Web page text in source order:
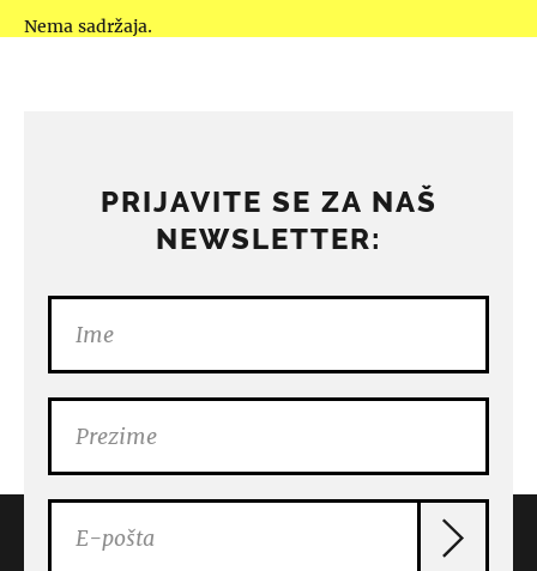
Nema sadržaja.
PRIJAVITE SE ZA NAŠ
NEWSLETTER: